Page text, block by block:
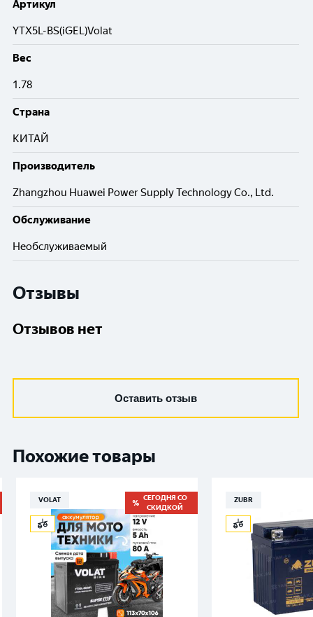
Артикул
YTX5L-BS(iGEL)Volat
Вес
1.78
Cтрана
КИТАЙ
Производитель
Zhangzhou Huawei Power Supply Technology Co., Ltd.
Обслуживание
Необслуживаемый
Отзывы
Отзывов нет
Оставить отзыв
Похожие товары
VOLAT
СЕГОДНЯ СО
СКИДКОЙ
ZUBR